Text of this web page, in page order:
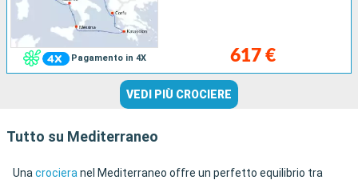
Pagamento in 4X 617 €
VEDI PIÙ CROCIERE
Tutto su Mediterraneo
Unacrocieranel Mediterraneo offre un perfetto equilibrio tra